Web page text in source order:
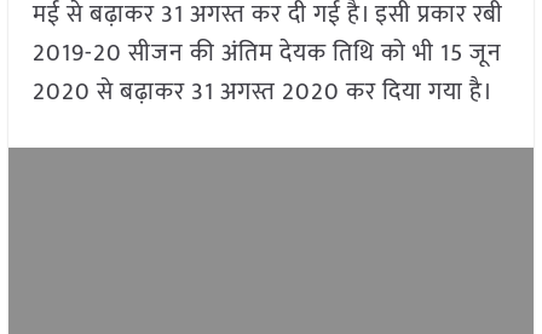
मई से बढ़ाकर 31 अगस्त कर दी गई है। इसी प्रकार रबी
2019-20 सीजन की अंतिम देयक तिथि को भी 15 जून
2020 से बढ़ाकर 31 अगस्त 2020 कर दिया गया है।